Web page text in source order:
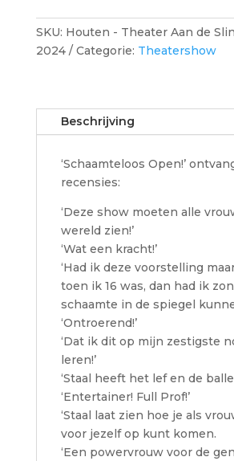
SKU: Houten - Theater Aan de
2024
Categorie: Theatershow
Beschrijving
‘Schaamteloos Open!’
recensies:
‘Deze show moeten alle
wereld zien!’
‘Wat een kracht!’
‘Had ik deze voorstelling
toen ik 16 was, dan had ik
schaamte in de spiegel
‘Ontroerend!’
‘Dat ik dit op mijn zestigste
leren!’
‘Staal heeft het lef en de
‘Entertainer! Full Prof!’
‘Staal laat zien hoe je als
voor jezelf op kunt komen.
‘Een powervrouw voor de